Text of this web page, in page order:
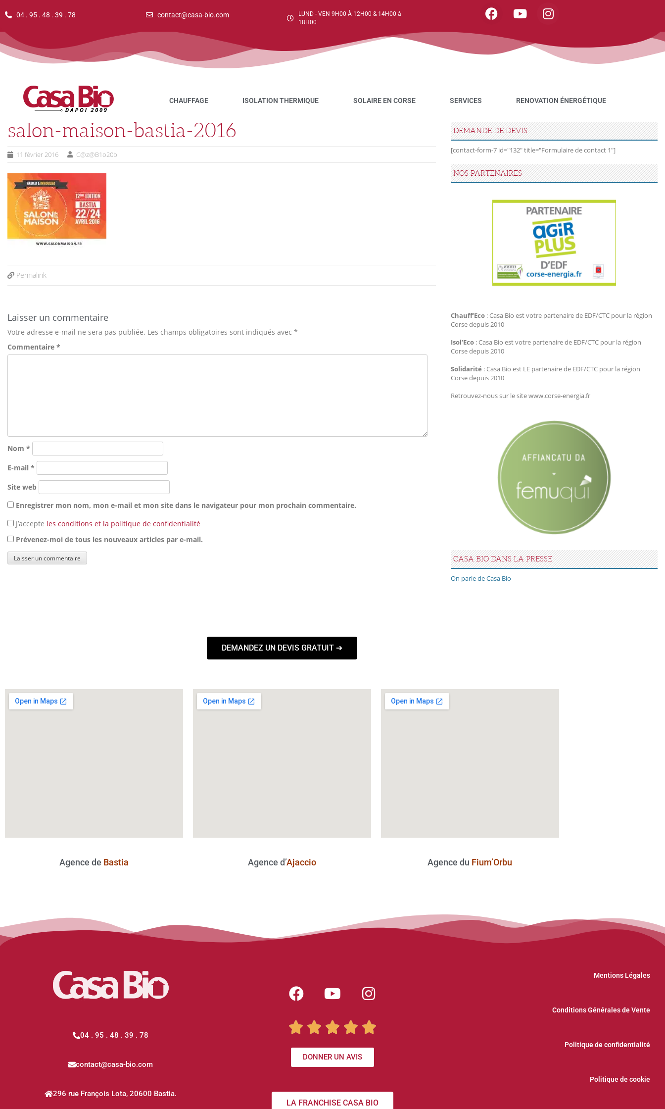
04 . 95 . 48 . 39 . 78 contact@casa-bio.com
LUND - VEN 9H00 À 12H00 & 14H00 à
18H00
CHAUFFAGE ISOLATION THERMIQUE SOLAIRE EN CORSE SERVICES RENOVATION ÉNERGÉTIQUE
salon-maison-bastia-2016
11 février 2016 C@z@B1o20b
Permalink
Laisser un commentaire
Votre adresse e-mail ne sera pas publiée. Les champs obligatoires sont indiqués avec *
Commentaire *
Nom *
E-mail *
Site web
Enregistrer mon nom, mon e-mail et mon site dans le navigateur pour mon prochain commentaire.
J’accepte les conditions et la politique de confidentialité
Prévenez-moi de tous les nouveaux articles par e-mail.
DEMANDE DE DEVIS
[contact-form-7 id="132" title="Formulaire de contact 1"]
NOS PARTENAIRES
Chauff’Eco : Casa Bio est votre partenaire de EDF/CTC pour la région
Corse depuis 2010
Isol’Eco : Casa Bio est votre partenaire de EDF/CTC pour la région
Corse depuis 2010
Solidarité : Casa Bio est LE partenaire de EDF/CTC pour la région
Corse depuis 2010
Retrouvez-nous sur le site www.corse-energia.fr
CASA BIO DANS LA PRESSE
On parle de Casa Bio
DEMANDEZ UN DEVIS GRATUIT ➔
Agence de Bastia Agence d’Ajaccio Agence du Fium’Orbu
04 . 95 . 48 . 39 . 78
contact@casa-bio.com
296 rue François Lota, 20600 Bastia.
    
DONNER UN AVIS
LA FRANCHISE CASA BIO
Mentions Légales
Conditions Générales de Vente
Politique de confidentialité
Politique de cookie